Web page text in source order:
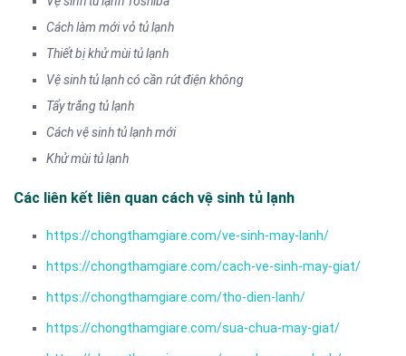
Cách làm mới vỏ tủ lạnh
Thiết bị khử mùi tủ lạnh
Vệ sinh tủ lạnh có cần rút điện không
Tẩy trắng tủ lạnh
Cách vệ sinh tủ lạnh mới
Khử mùi tủ lạnh
Các liên kết liên quan cách vệ sinh tủ lạnh
https://chongthamgiare.com/ve-sinh-may-lanh/
https://chongthamgiare.com/cach-ve-sinh-may-giat/
https://chongthamgiare.com/tho-dien-lanh/
https://chongthamgiare.com/sua-chua-may-giat/